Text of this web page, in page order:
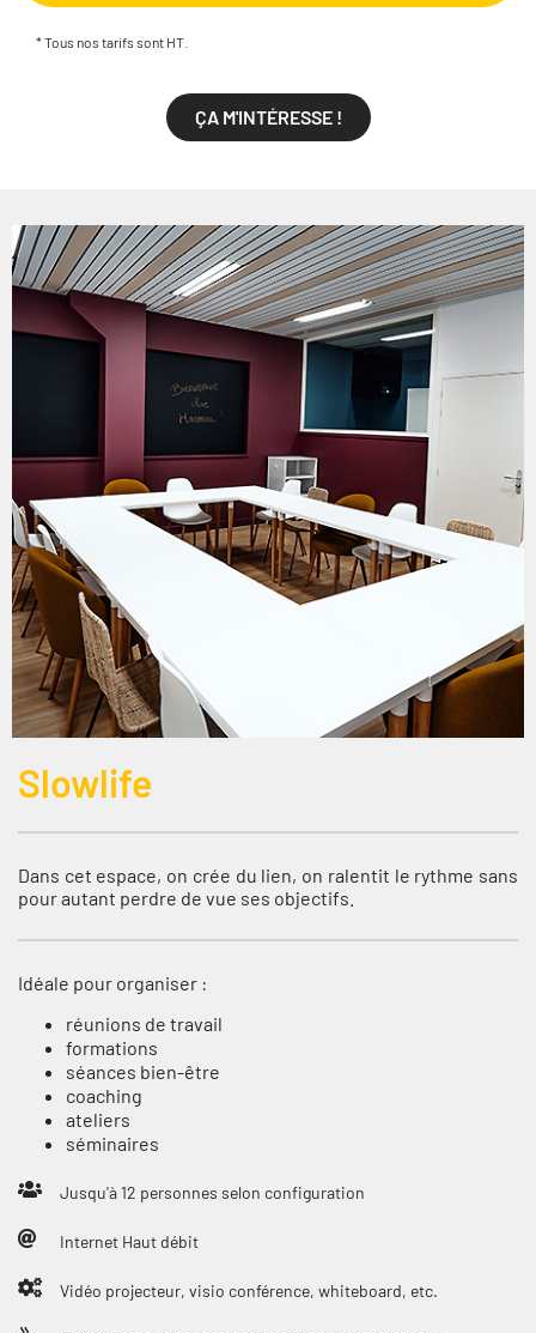
* Tous nos tarifs sont HT.
ÇA M'INTÉRESSE !
Slowlife
Dans cet espace, on crée du lien, on ralentit le rythme sans
pour autant perdre de vue ses objectifs.
Idéale pour organiser :
réunions de travail
formations
séances bien-être
coaching
ateliers
séminaires
Jusqu'à 12 personnes selon configuration
Internet Haut débit
Vidéo projecteur, visio conférence, whiteboard, etc.